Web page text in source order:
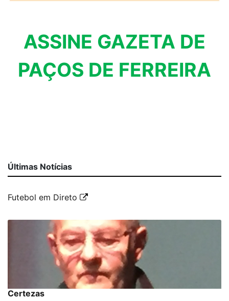
ASSINE GAZETA DE
PAÇOS DE FERREIRA
Últimas Notícias
Futebol em Direto
Certezas